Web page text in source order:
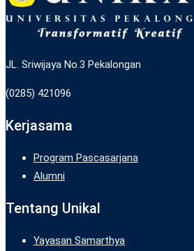
JL. Sriwijaya No.3 Pekalongan
(0285) 421096
Kerjasama
Program Pascasarjana
Alumni
Tentang Unikal
Yayasan Samarthya